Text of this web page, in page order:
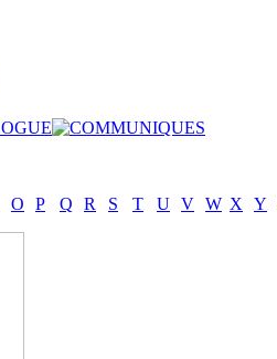
O P Q R S T U V W X Y